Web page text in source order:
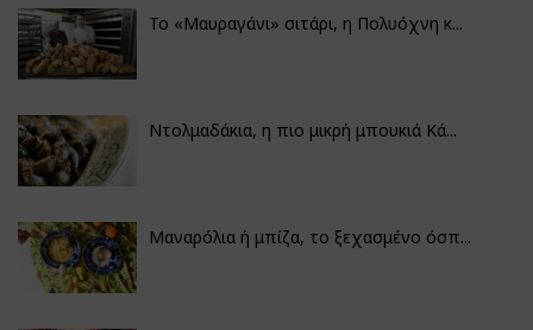
Το «Μαυραγάνι» σιτάρι, η Πολυόχνη κ...
Ντολμαδάκια, η πιο μικρή μπουκιά Κά...
Μαναρόλια ή μπίζα, το ξεχασμένο όσπ...